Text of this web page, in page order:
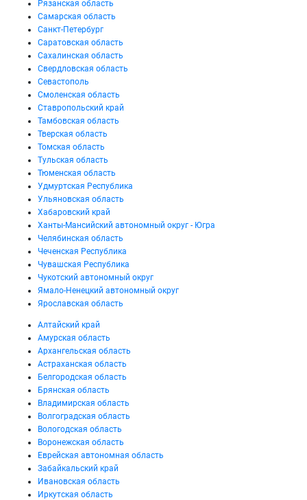
Рязанская область
Самарская область
Санкт-Петербург
Саратовская область
Сахалинская область
Свердловская область
Севастополь
Смоленская область
Ставропольский край
Тамбовская область
Тверская область
Томская область
Тульская область
Тюменская область
Удмуртская Республика
Ульяновская область
Хабаровский край
Ханты-Мансийский автономный округ - Югра
Челябинская область
Чеченская Республика
Чувашская Республика
Чукотский автономный округ
Ямало-Ненецкий автономный округ
Ярославская область
Алтайский край
Амурская область
Архангельская область
Астраханская область
Белгородская область
Брянская область
Владимирская область
Волгоградская область
Вологодская область
Воронежская область
Еврейская автономная область
Забайкальский край
Ивановская область
Иркутская область